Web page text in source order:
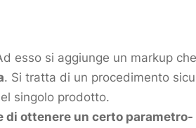
esso si aggiunge un markup che
. Si tratta di un procedimento
singolo prodotto.
di ottenere un certo parametro-